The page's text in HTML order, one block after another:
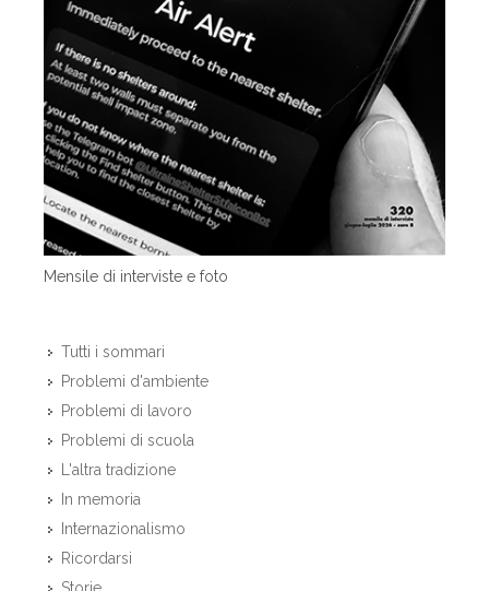
Mensile di interviste e foto
Tutti i sommari
Problemi d'ambiente
Problemi di lavoro
Problemi di scuola
L'altra tradizione
In memoria
Internazionalismo
Ricordarsi